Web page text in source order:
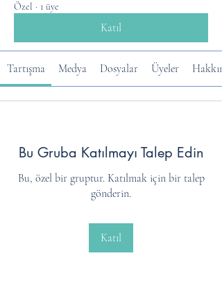
Özel · 1 üye
Katıl
Tartışma Medya Dosyalar Üyeler
Bu Gruba Katılmayı Talep Edin
Bu, özel bir gruptur. Katılmak için bir talep
gönderin.
Katıl